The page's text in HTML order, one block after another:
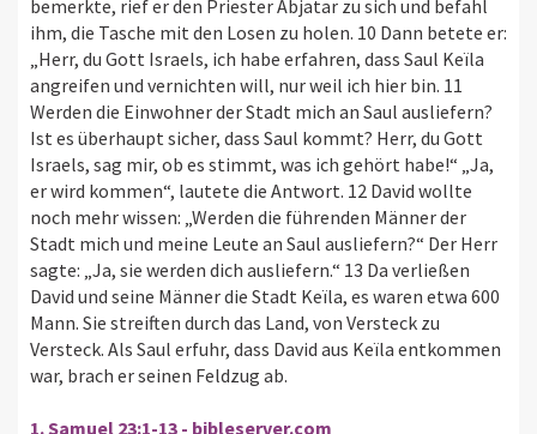
bemerkte, rief er den Priester Abjatar zu sich und befahl
ihm, die Tasche mit den Losen zu holen. 10 Dann betete er:
„Herr, du Gott Israels, ich habe erfahren, dass Saul Keïla
angreifen und vernichten will, nur weil ich hier bin. 11
Werden die Einwohner der Stadt mich an Saul ausliefern?
Ist es überhaupt sicher, dass Saul kommt? Herr, du Gott
Israels, sag mir, ob es stimmt, was ich gehört habe!“ „Ja,
er wird kommen“, lautete die Antwort. 12 David wollte
noch mehr wissen: „Werden die führenden Männer der
Stadt mich und meine Leute an Saul ausliefern?“ Der Herr
sagte: „Ja, sie werden dich ausliefern.“ 13 Da verließen
David und seine Männer die Stadt Keïla, es waren etwa 600
Mann. Sie streiften durch das Land, von Versteck zu
Versteck. Als Saul erfuhr, dass David aus Keïla entkommen
war, brach er seinen Feldzug ab.
1. Samuel 23:1-13 - bibleserver.com